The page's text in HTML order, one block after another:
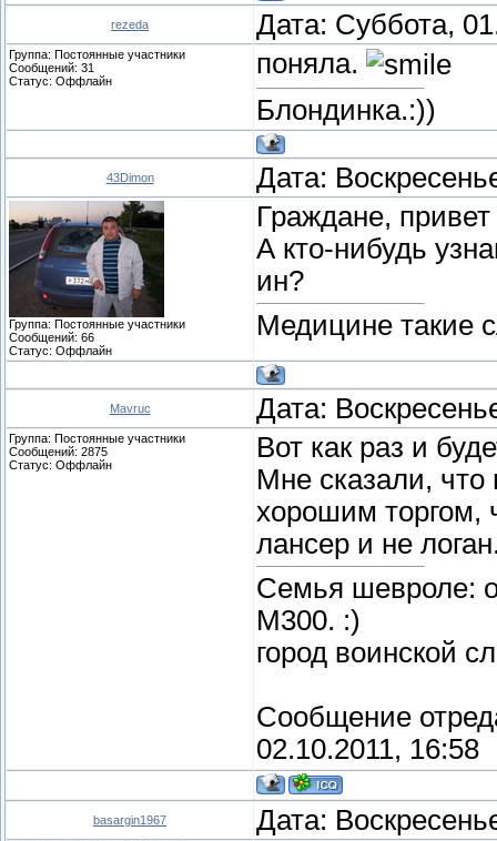
rezeda Дата: Суббота,
Группа: Постоянные участники
Сообщений: 31
Статус: Оффлайн
поняла.
Блондинка.:))
43Dimon Дата:
Группа: Постоянные участники
Сообщений: 66
Статус: Оффлайн
Граждане,
А кто-нибудь
ин?
Медицине такие
Mavruc Дата:
Группа: Постоянные участники
Сообщений: 2875
Статус: Оффлайн
Вот как раз и
Мне сказали, что
хорошим торгом,
лансер и не
Семья шевроле:
М300. :)
город воинской
Сообщение
02.10.2011, 16:58
basargin1967 Дата: